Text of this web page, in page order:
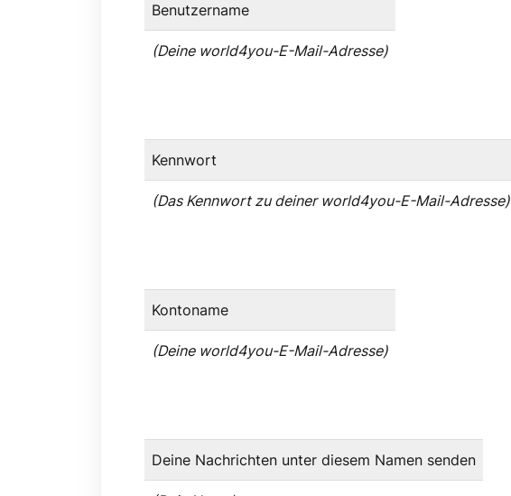
Benutzername
(Deine world4you-E-Mail-Adresse)
Kennwort
(Das Kennwort zu deiner world4you-E-Mail-Adresse)
Kontoname
(Deine world4you-E-Mail-Adresse)
Deine Nachrichten unter diesem Namen senden